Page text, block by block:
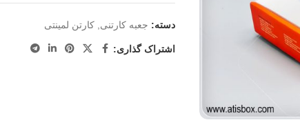
دسته: جعبه کارتنی کارتن لمینتی
اشتراک گذاری: